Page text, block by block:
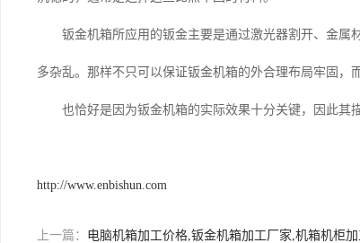
钣金机箱所应用的钣金主要是通过激光器割开、金属
多杂乱。那样不只可以保证钣金机箱的外合理布局牢固，
也恰好是因为钣金机箱的实际效果十分关键，因此其
http://www.enbishun.com
上一篇： 电脑机箱加工价格,钣金机箱加工厂家,机箱机柜加